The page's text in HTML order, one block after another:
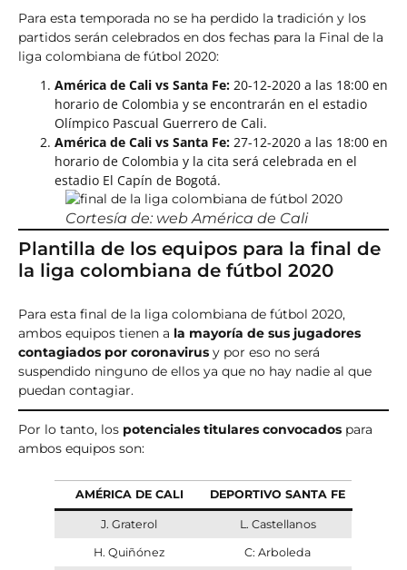
Para esta temporada no se ha perdido la tradición y los
partidos serán celebrados en dos fechas para la Final de la
liga colombiana de fútbol 2020:
América de Cali vs Santa Fe: 20-12-2020 a las 18:00 en
horario de Colombia y se encontrarán en el estadio
Olímpico Pascual Guerrero de Cali.
América de Cali vs Santa Fe: 27-12-2020 a las 18:00 en
horario de Colombia y la cita será celebrada en el
estadio El Capín de Bogotá.
Cortesía de: web América de Cali
Plantilla de los equipos para la final de
la liga colombiana de fútbol 2020
Para esta final de la liga colombiana de fútbol 2020,
ambos equipos tienen a la mayoría de sus jugadores
contagiados por coronavirus y por eso no será
suspendido ninguno de ellos ya que no hay nadie al que
puedan contagiar.
Por lo tanto, los potenciales titulares convocados para
ambos equipos son:
AMÉRICA DE CALI DEPORTIVO SANTA FE
J. Graterol L. Castellanos
H. Quiñónez C: Arboleda